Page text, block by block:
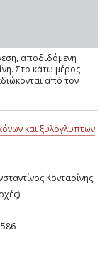
αποδιδόμενη
Στο κάτω μέρος
από τον
και ξυλόγλυπτων
Κονταρίνης